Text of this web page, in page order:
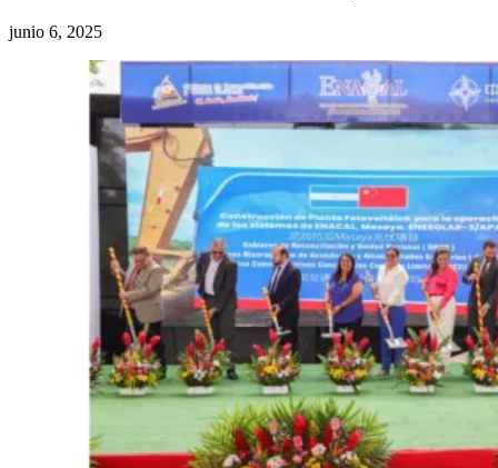
junio 6, 2025